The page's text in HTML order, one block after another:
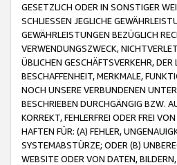
GESETZLICH ODER IN SONSTIGER
SCHLIESSEN JEGLICHE
GEWÄHRLEISTUNGEN BEZÜGLICH
VERWENDUNGSZWECK,
ÜBLICHEN GESCHÄFTSVERKEHR,
BESCHAFFENHEIT, MERKMALE,
NOCH UNSERE VERBUNDENEN
BESCHRIEBEN DURCHGÄNGIG BZW.
KORREKT, FEHLERFREI ODER FREI
HAFTEN FÜR: (A) FEHLER,
SYSTEMABSTÜRZE; ODER (B)
WEBSITE ODER VON DATEN,